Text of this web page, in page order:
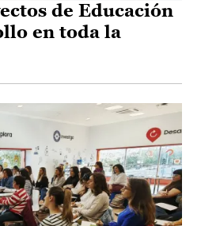
de Educación
en toda la